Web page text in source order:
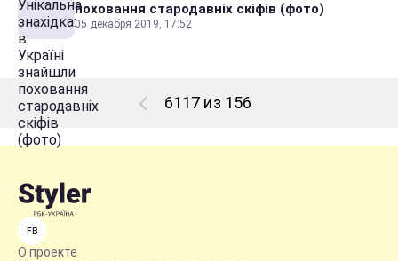
поховання стародавніх скіфів (фото)
05 декабря 2019, 17:52
6117 из 156
FB
О проекте